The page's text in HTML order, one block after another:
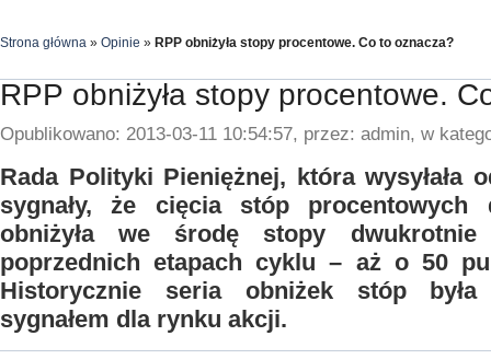
Strona główna » Opinie » RPP obniżyła stopy procentowe. Co to oznacza?
RPP obniżyła stopy procentowe.
Opublikowano: 2013-03-11 10:54:57, przez: admin, w
Rada Polityki Pieniężnej, która wysyłała
sygnały, że cięcia stóp procentowych
obniżyła we środę stopy
poprzednich etapach cyklu – aż o 50
Historycznie seria obniżek stóp
sygnałem dla rynku akcji.